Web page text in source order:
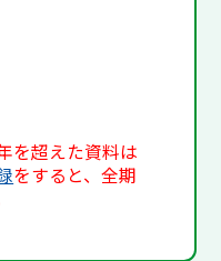
を超えた資料は
をすると、全期